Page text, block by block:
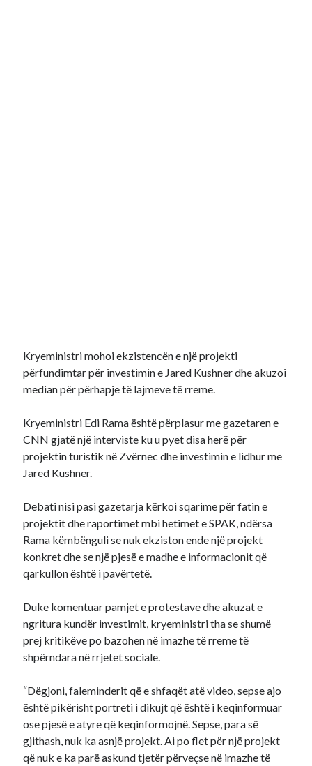
Kryeministri mohoi ekzistencën e një projekti
përfundimtar për investimin e Jared Kushner dhe akuzoi
median për përhapje të lajmeve të rreme.
Kryeministri Edi Rama është përplasur me gazetaren e
CNN gjatë një interviste ku u pyet disa herë për
projektin turistik në Zvërnec dhe investimin e lidhur me
Jared Kushner.
Debati nisi pasi gazetarja kërkoi sqarime për fatin e
projektit dhe raportimet mbi hetimet e SPAK, ndërsa
Rama këmbënguli se nuk ekziston ende një projekt
konkret dhe se një pjesë e madhe e informacionit që
qarkullon është i pavërtetë.
Duke komentuar pamjet e protestave dhe akuzat e
ngritura kundër investimit, kryeministri tha se shumë
prej kritikëve po bazohen në imazhe të rreme të
shpërndara në rrjetet sociale.
“Dëgjoni, faleminderit që e shfaqët atë video, sepse ajo
është pikërisht portreti i dikujt që është i keqinformuar
ose pjesë e atyre që keqinformojnë. Sepse, para së
gjithash, nuk ka asnjë projekt. Ai po flet për një projekt
që nuk e ka parë askund tjetër përveçse në imazhe të